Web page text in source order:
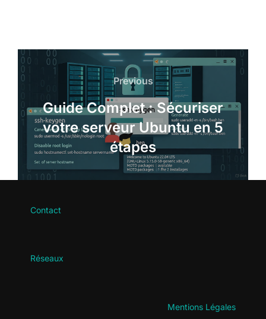
Navigation
de
l’article
Previous
Previous
Guide Complet : Sécuriser
votre serveur Ubuntu en 5
étapes
Contact
Réseaux
Mentions Légales